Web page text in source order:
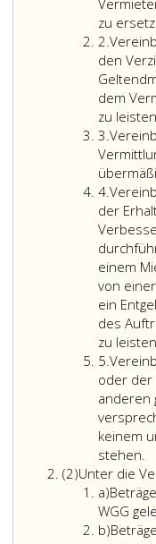
zu
2.Ziffer
2
den
dem
zu
3.Ziffer
3
4.Ziffer
4
der
einem
von
ein
des
zu
5.Ziffer
5
oder der
anderen
keinem
stehen.
(2)Absatz
2
Unter die
a)Litera
a
WGG
b)Litera